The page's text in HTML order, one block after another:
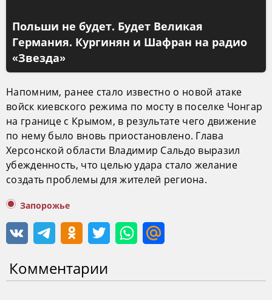
Польши не будет. Будет Великая
Германия. Кургинян и Шафран на радио
«Звезда»
Напомним, ранее стало известно о новой атаке
войск киевского режима по мосту в поселке Чонгар
на границе с Крымом, в результате чего движение
по нему было вновь приостановлено. Глава
Херсонской области Владимир Сальдо выразил
убежденность, что целью удара стало желание
создать проблемы для жителей региона.
Запорожье
Комментарии